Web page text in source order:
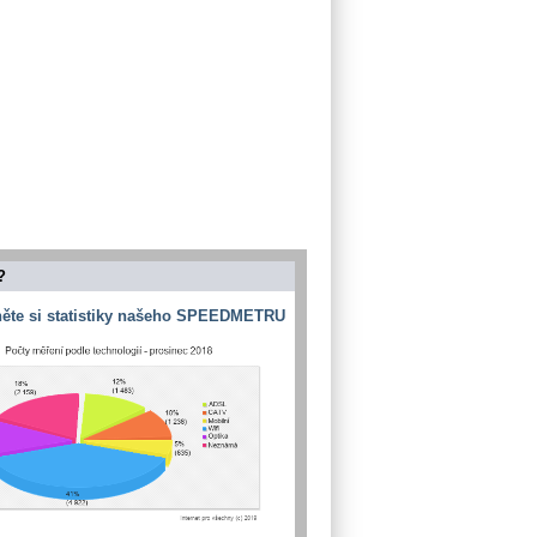
si statistiky našeho SPEEDMETRU